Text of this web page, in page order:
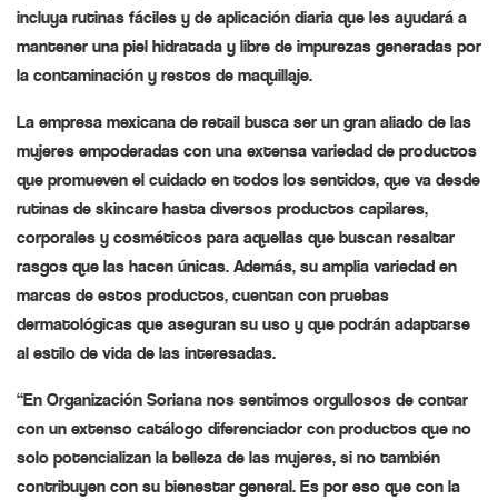
incluya rutinas fáciles y de aplicación diaria que les ayudará a
mantener una piel hidratada y libre de impurezas generadas por
la contaminación y restos de maquillaje.
La empresa mexicana de retail busca ser un gran aliado de las
mujeres empoderadas con una extensa variedad de productos
que promueven el cuidado en todos los sentidos, que va desde
rutinas de skincare hasta diversos productos capilares,
corporales y cosméticos para aquellas que buscan resaltar
rasgos que las hacen únicas. Además, su amplia variedad en
marcas de estos productos, cuentan con pruebas
dermatológicas que aseguran su uso y que podrán adaptarse
al estilo de vida de las interesadas.
“En Organización Soriana nos sentimos orgullosos de contar
con un extenso catálogo diferenciador con productos que no
solo potencializan la belleza de las mujeres, si no también
contribuyen con su bienestar general. Es por eso que con la